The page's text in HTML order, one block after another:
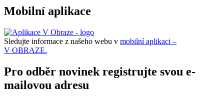
Mobilní aplikace
Sledujte informace z našeho webu v mobilní aplikaci –
V OBRAZE.
Pro odběr novinek registrujte svou e-
mailovou adresu